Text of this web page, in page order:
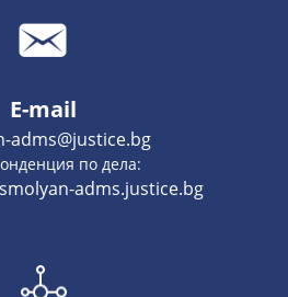
E-mail
adms@justice.bg
по дела:
adms.justice.bg